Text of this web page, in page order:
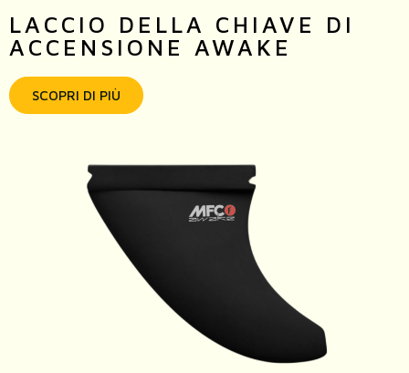
LACCIO DELLA CHIAVE DI
ACCENSIONE AWAKE
SCOPRI DI PIÙ